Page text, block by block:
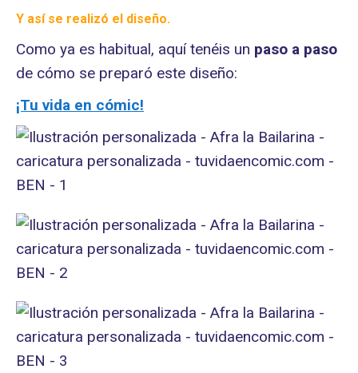
Y así se realizó el diseño.
Como ya es habitual, aquí tenéis un paso a paso
de cómo se preparó este diseño:
¡Tu vida en cómic!